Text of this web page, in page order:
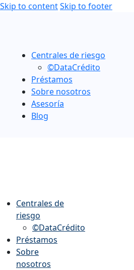
Skip to contentSkip to footer
Centrales de riesgo
©DataCrédito
Préstamos
Sobre nosotros
Asesoría
Blog
Centrales de
riesgo
©DataCrédito
Préstamos
Sobre
nosotros